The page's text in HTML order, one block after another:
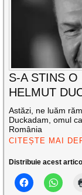
S-A STINS O
HELMUT
Astăzi, ne luăm
Duckadam, omul
România
CITEȘTE MAI
Distribuie acest articol